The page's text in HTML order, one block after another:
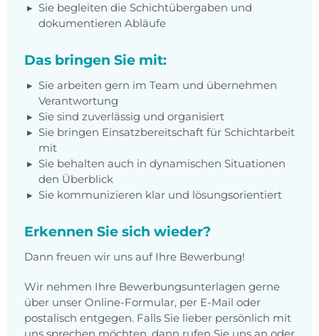
Sie begleiten die Schichtübergaben und
dokumentieren Abläufe
Das bringen Sie mit:
Sie arbeiten gern im Team und übernehmen
Verantwortung
Sie sind zuverlässig und organisiert
Sie bringen Einsatzbereitschaft für Schichtarbeit
mit
Sie behalten auch in dynamischen Situationen
den Überblick
Sie kommunizieren klar und lösungsorientiert
Erkennen Sie sich wieder?
Dann freuen wir uns auf Ihre Bewerbung!
Wir nehmen Ihre Bewerbungsunterlagen gerne
über unser Online-Formular, per E-Mail oder
postalisch entgegen. Falls Sie lieber persönlich mit